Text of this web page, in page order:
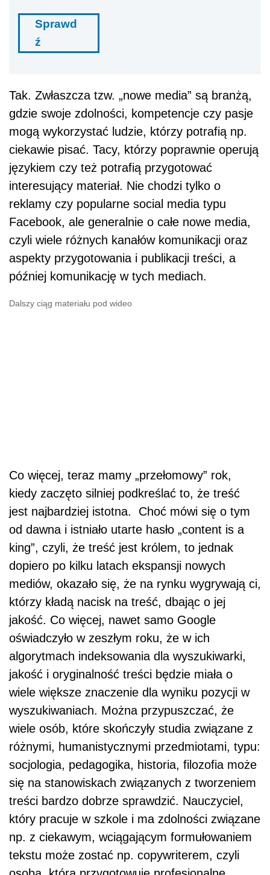
Sprawd
ź
Tak. Zwłaszcza tzw. „nowe media” są branżą,
gdzie swoje zdolności, kompetencje czy pasje
mogą wykorzystać ludzie, którzy potrafią np.
ciekawie pisać. Tacy, którzy poprawnie operują
językiem czy też potrafią przygotować
interesujący materiał. Nie chodzi tylko o
reklamy czy popularne social media typu
Facebook, ale generalnie o całe nowe media,
czyli wiele różnych kanałów komunikacji oraz
aspekty przygotowania i publikacji treści, a
później komunikację w tych mediach.
Dalszy ciąg materiału pod wideo
Co więcej, teraz mamy „przełomowy” rok,
kiedy zaczęto silniej podkreślać to, że treść
jest najbardziej istotna. Choć mówi się o tym
od dawna i istniało utarte hasło „content is a
king”, czyli, że treść jest królem, to jednak
dopiero po kilku latach ekspansji nowych
mediów, okazało się, że na rynku wygrywają ci,
którzy kładą nacisk na treść, dbając o jej
jakość. Co więcej, nawet samo Google
oświadczyło w zeszłym roku, że w ich
algorytmach indeksowania dla wyszukiwarki,
jakość i oryginalność treści będzie miała o
wiele większe znaczenie dla wyniku pozycji w
wyszukiwaniach. Można przypuszczać, że
wiele osób, które skończyły studia związane z
różnymi, humanistycznymi przedmiotami, typu:
socjologia, pedagogika, historia, filozofia może
się na stanowiskach związanych z tworzeniem
treści bardzo dobrze sprawdzić. Nauczyciel,
który pracuje w szkole i ma zdolności związane
np. z ciekawym, wciągającym formułowaniem
tekstu może zostać np. copywriterem, czyli